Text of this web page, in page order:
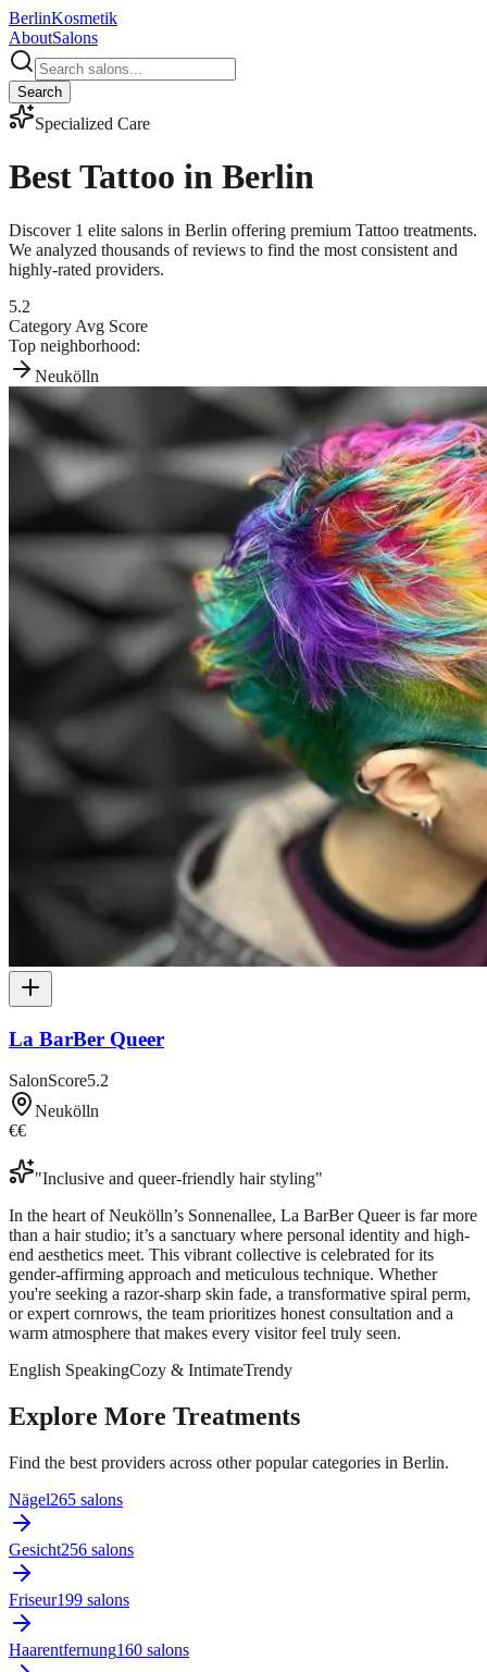
BerlinKosmetik
AboutSalons
Search
Specialized Care
BestTattoo in Berlin
Discover 1 elite salons in Berlin offering premium Tattoo treatments.
We analyzed thousands of reviews to find the most consistent and
highly-rated providers.
5.2
Category Avg Score
Top neighborhood:
Neukölln
La BarBer Queer
SalonScore5.2
Neukölln
€€
"Inclusive and queer-friendly hair styling"
In the heart of Neukölln’s Sonnenallee, La BarBer Queer is far more
than a hair studio; it’s a sanctuary where personal identity and high-
end aesthetics meet. This vibrant collective is celebrated for its
gender-affirming approach and meticulous technique. Whether
you're seeking a razor-sharp skin fade, a transformative spiral perm,
or expert cornrows, the team prioritizes honest consultation and a
warm atmosphere that makes every visitor feel truly seen.
English SpeakingCozy & IntimateTrendy
Explore More Treatments
Find the best providers across other popular categories in Berlin.
Nägel265 salons
Gesicht256 salons
Friseur199 salons
Haarentfernung160 salons